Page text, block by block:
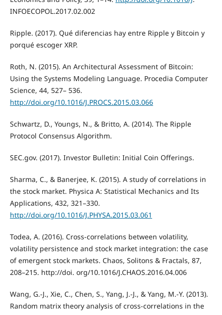
INFOECOPOL.2017.02.002
Ripple. (2017). Qué diferencias hay entre Ripple y Bitcoin y
porqué escoger XRP.
Roth, N. (2015). An Architectural Assessment of Bitcoin:
Using the Systems Modeling Language. Procedia Computer
Science, 44, 527– 536.
http://doi.org/10.1016/J.PROCS.2015.03.066
Schwartz, D., Youngs, N., & Britto, A. (2014). The Ripple
Protocol Consensus Algorithm.
SEC.gov. (2017). Investor Bulletin: Initial Coin Offerings.
Sharma, C., & Banerjee, K. (2015). A study of correlations in
the stock market. Physica A: Statistical Mechanics and Its
Applications, 432, 321–330.
http://doi.org/10.1016/J.PHYSA.2015.03.061
Todea, A. (2016). Cross-correlations between volatility,
volatility persistence and stock market integration: the case
of emergent stock markets. Chaos, Solitons & Fractals, 87,
208–215. http://doi. org/10.1016/J.CHAOS.2016.04.006
Wang, G.-J., Xie, C., Chen, S., Yang, J.-J., & Yang, M.-Y. (2013).
Random matrix theory analysis of cross-correlations in the